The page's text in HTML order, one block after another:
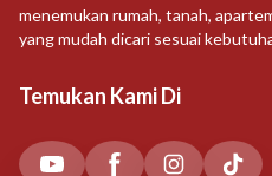
menemukan rumah, tanah,
yang mudah dicari sesuai
Temukan Kami Di